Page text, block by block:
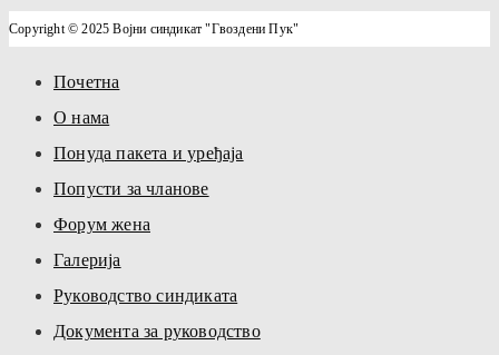
Copyright © 2025 Војни синдикат "Гвоздени Пук"
Почетна
О нама
Понуда пакета и уређаја
Попусти за чланове
Форум жена
Галерија
Руководство синдиката
Документа за руководство